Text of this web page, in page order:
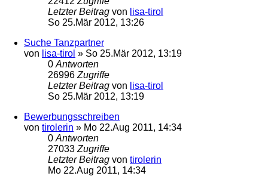
Letzter Beitrag von lisa-tirol
So 25.Mär 2012, 13:26
Suche Tanzpartner
von lisa-tirol » So 25.Mär 2012, 13:19
0 Antworten
26996 Zugriffe
Letzter Beitrag von lisa-tirol
So 25.Mär 2012, 13:19
Bewerbungsschreiben
von tirolerin » Mo 22.Aug 2011, 14:34
0 Antworten
27033 Zugriffe
Letzter Beitrag von tirolerin
Mo 22.Aug 2011, 14:34